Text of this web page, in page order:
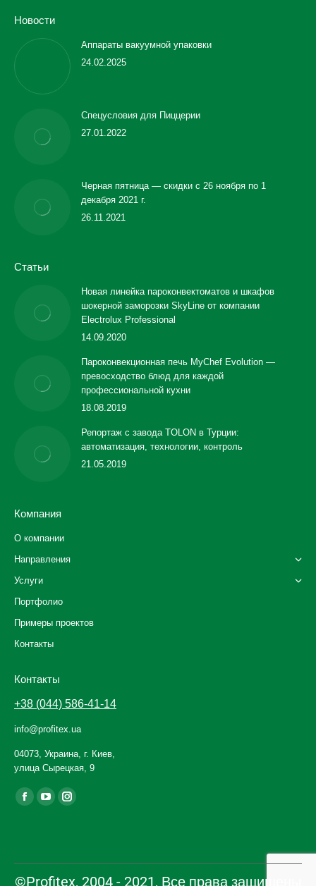
Новости
Аппараты вакуумной упаковки
24.02.2025
Спецусловия для Пиццерии
27.01.2022
Черная пятница — скидки с 26 ноября по 1
декабря 2021 г.
26.11.2021
Статьи
Новая линейка пароконвектоматов и шкафов
шокерной заморозки SkyLine от компании
Electrolux Professional
14.09.2020
Пароконвекционная печь MyChef Evolution —
превосходство блюд для каждой
профессиональной кухни
18.08.2019
Репортаж с завода TOLON в Турции:
автоматизация, технологии, контроль
21.05.2019
Компания
О компании
Направления
Услуги
Портфолио
Примеры проектов
Контакты
Контакты
+38 (044) 586-41-14
info@profitex.ua
04073, Украина, г. Киев,
улица Сырецкая, 9
Ищите нас:
Facebook
new
YouTube
new
Instagram
new
©Profitex, 2004 - 2021, Все права защищены